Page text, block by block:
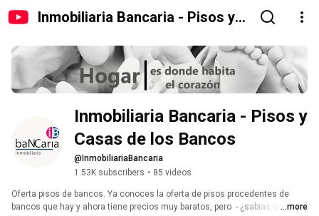
Inmobiliaria Bancaria - Pisos y
Inmobiliaria Bancaria - Pisos y
Casas de los Bancos
@InmobiliariaBancaria
1.53K subscribers • 85 videos
Oferta pisos de bancos. Ya conoces la oferta de pisos procedentes de
bancos que hay y ahora tiene precios muy baratos, pero  - ¿sabias que ...more